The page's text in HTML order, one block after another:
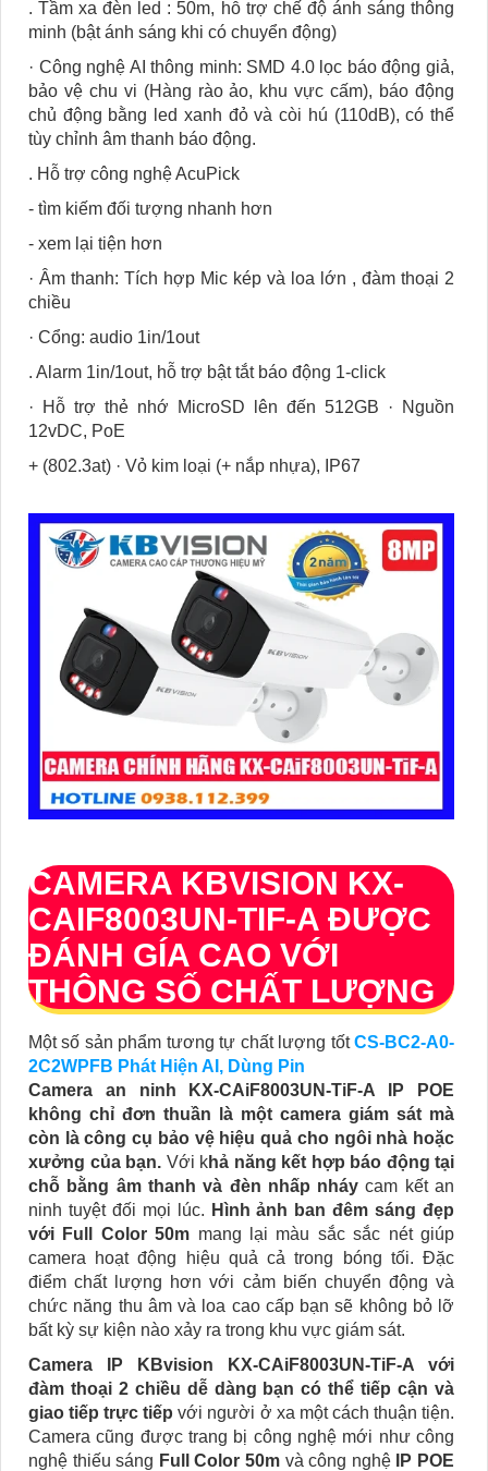
. Tầm xa đèn led : 50m, hỗ trợ chế độ ánh sáng thông
minh (bật ánh sáng khi có chuyển động)
· Công nghệ AI thông minh: SMD 4.0 lọc báo động giả,
bảo vệ chu vi (Hàng rào ảo, khu vực cấm), báo động
chủ động bằng led xanh đỏ và còi hú (110dB), có thể
tùy chỉnh âm thanh báo động.
. Hỗ trợ công nghệ AcuPick
- tìm kiếm đối tượng nhanh hơn
- xem lại tiện hơn
· Âm thanh: Tích hợp Mic kép và loa lớn , đàm thoại 2
chiều
· Cổng: audio 1in/1out
. Alarm 1in/1out, hỗ trợ bật tắt báo động 1-click
· Hỗ trợ thẻ nhớ MicroSD lên đến 512GB · Nguồn
12vDC, PoE
+ (802.3at) · Vỏ kim loại (+ nắp nhựa), IP67
CAMERA KBVISION KX-
CAIF8003UN-TIF-A ĐƯỢC
ĐÁNH GÍA CAO VỚI
THÔNG SỐ CHẤT LƯỢNG
Một số sản phẩm tương tự chất lượng tốtCS-BC2-A0-
2C2WPFB Phát Hiện AI, Dùng Pin
Camera an ninh KX-CAiF8003UN-TiF-A IP POE
không chỉ đơn thuần là một camera giám sát mà
còn là công cụ bảo vệ hiệu quả cho ngôi nhà hoặc
xưởng của bạn. Với khả năng kết hợp báo động tại
chỗ bằng âm thanh và đèn nhấp nháy cam kết an
ninh tuyệt đối mọi lúc. Hình ảnh ban đêm sáng đẹp
với Full Color 50m mang lại màu sắc sắc nét giúp
camera hoạt động hiệu quả cả trong bóng tối. Đặc
điểm chất lượng hơn với cảm biến chuyển động và
chức năng thu âm và loa cao cấp bạn sẽ không bỏ lỡ
bất kỳ sự kiện nào xảy ra trong khu vực giám sát.
Camera IP KBvision KX-CAiF8003UN-TiF-A với
đàm thoại 2 chiều dễ dàng bạn có thể tiếp cận và
giao tiếp trực tiếp với người ở xa một cách thuận tiện.
Camera cũng được trang bị công nghệ mới như công
nghệ thiếu sáng Full Color 50m và công nghệ
IP POE